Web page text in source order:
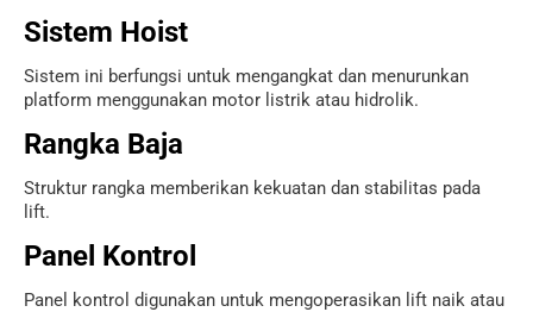
Sistem Hoist
Sistem ini berfungsi untuk mengangkat dan menurunkan
platform menggunakan motor listrik atau hidrolik.
Rangka Baja
Struktur rangka memberikan kekuatan dan stabilitas pada
lift.
Panel Kontrol
Panel kontrol digunakan untuk mengoperasikan lift naik atau